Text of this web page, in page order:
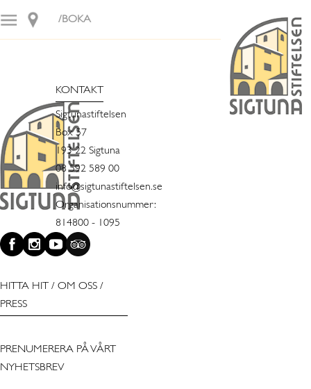
/BOKA
KONTAKT
Sigtunastiftelsen
Box 57
193 22 Sigtuna
08 592 589 00
info@sigtunastiftelsen.se
Organisationsnummer:
814800 - 1095
HITTA HIT / OM OSS /
PRESS
PRENUMERERA PÅ VÅRT
NYHETSBREV